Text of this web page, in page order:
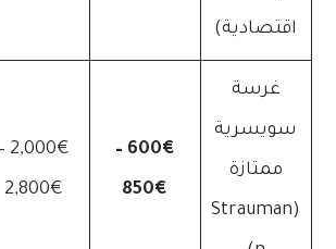
اقتصادية)
غرسة
سويسرية
ممتازة
(Strauman
600€ –
850€
2,000€ –
2,800€